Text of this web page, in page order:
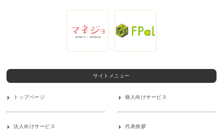
サイトメニュー
トップページ 個人向けサービス
法人向けサービス 代表挨拶